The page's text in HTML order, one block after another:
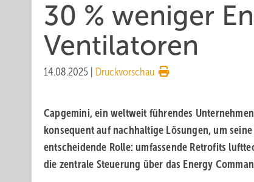
30 % weniger
Ven­ti­la­to­ren
14.08.2025 Druckvorschau
Capgemini, ein weltweit führendes
konsequent auf nachhaltige Lösungen, um
entscheidende Rolle: umfassende Retrofits
die zentrale Steuerung über das Energy